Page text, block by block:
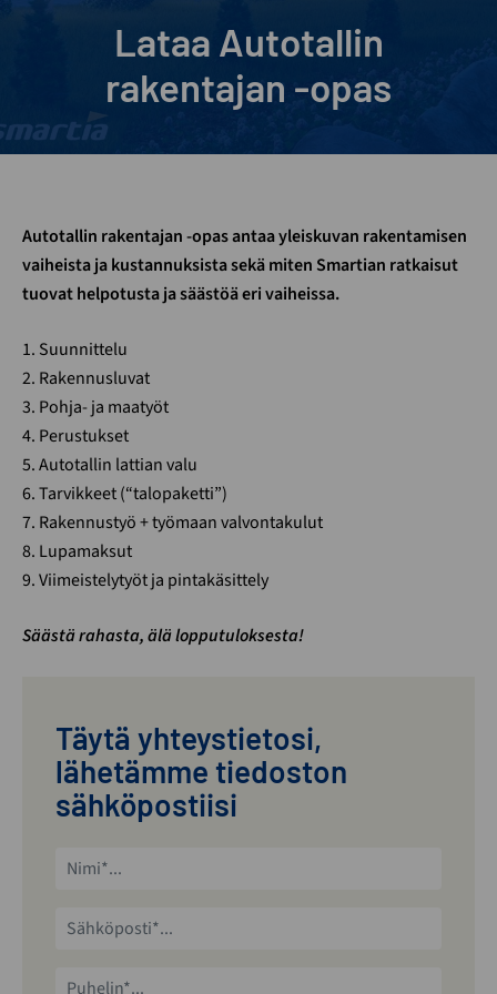
Lataa Autotallin
rakentajan -opas
Autotallin rakentajan -opas antaa yleiskuvan rakentamisen
vaiheista ja kustannuksista sekä miten Smartian ratkaisut
tuovat helpotusta ja säästöä eri vaiheissa.
1. Suunnittelu
2. Rakennusluvat
3. Pohja- ja maatyöt
4. Perustukset
5. Autotallin lattian valu
6. Tarvikkeet (“talopaketti”)
7. Rakennustyö + työmaan valvontakulut
8. Lupamaksut
9. Viimeistelytyöt ja pintakäsittely
Säästä rahasta, älä lopputuloksesta!
Täytä yhteystietosi,
lähetämme tiedoston
sähköpostiisi
Nimi*
Sähköposti*
Puhelin*